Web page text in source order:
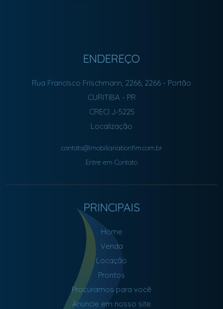
ENDEREÇO
Rua Francisco Frischmann, 2266, 2266 - Portão
CURITIBA - PR
CRECI J-5225
Localização
contato@imobiliariabonfim.com.br
Entre em Contato
PRINCIPAIS
Home
Venda
Locação
Prontos
Procuramos para você
Anuncie em nosso site